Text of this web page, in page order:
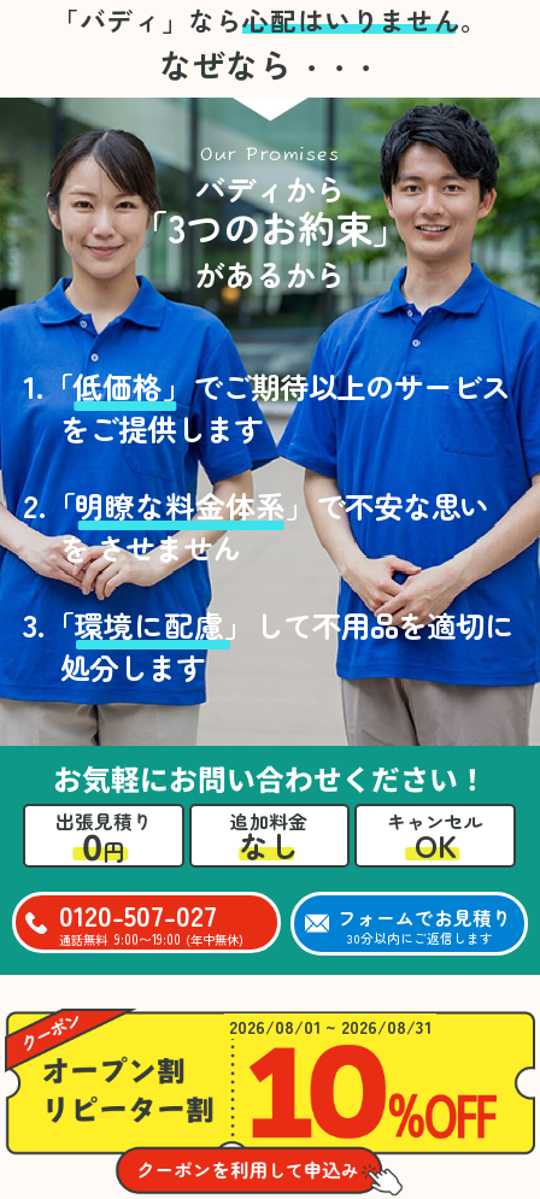
「バディ」なら心配はいりません。
なぜなら ・・・
Our Promises
バディから
「3つのお約束」
があるから
1.「低価格」でご期待以上のサービス
をご提供します
2.「明瞭な料金体系」で不安な思い
を させません
3. 「環境に配慮」
して不用品を適切に
処分します
お気軽にお問い合わせください！
出張見積り
0円
追加料金
なし
キャンセル
OK
0120-507-027
通話無料 9:00〜19:00 (年中無休)
フォームでお見積り
30分以内にご返信します
2026/08/01 ~ 2026/08/31